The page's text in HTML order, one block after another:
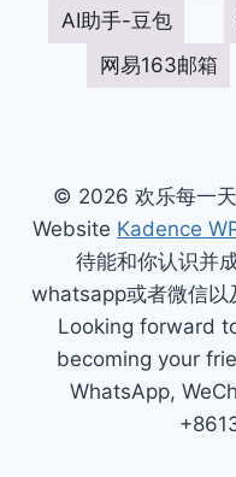
AI助手-豆包
网易163邮箱
© 2026 欢乐每一
Website Kadence
待能和你认识并
whatsapp或者微信以
Looking forward
becoming your
WhatsApp,